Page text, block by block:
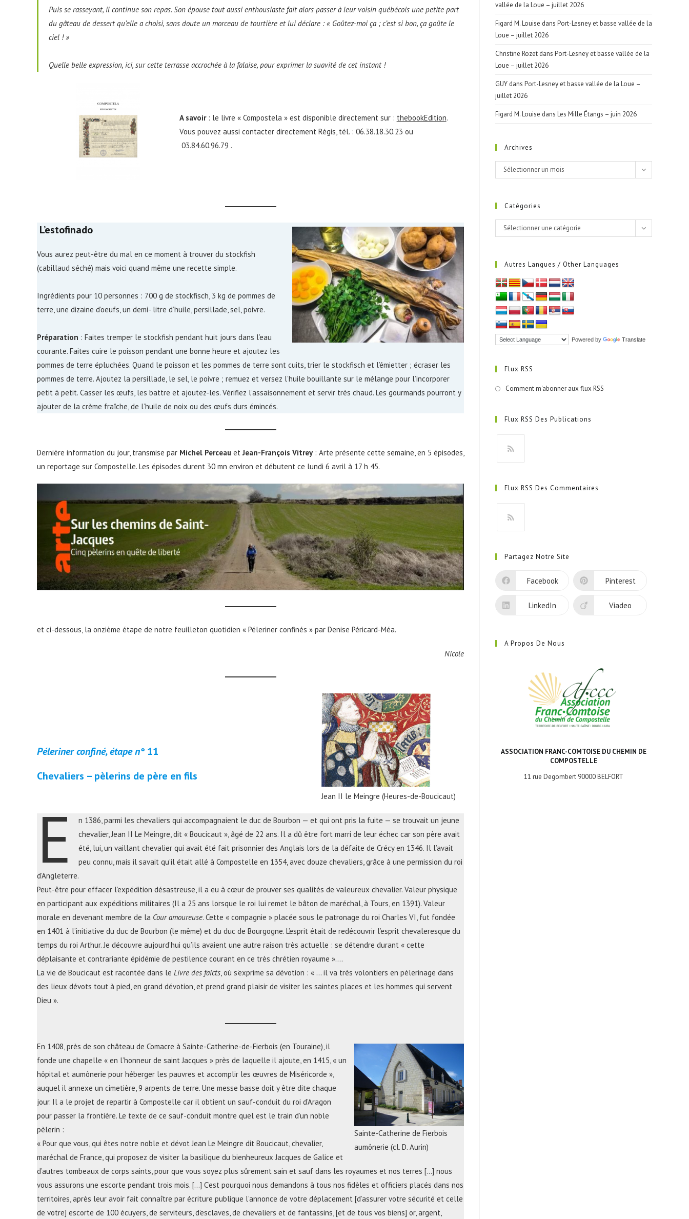
Puis se rasseyant, il continue son repas. Son épouse tout aussi enthousiaste fait alors passer à leur voisin québécois une petite part
du gâteau de dessert qu’elle a choisi, sans doute un morceau de tourtière et lui déclare : « Goûtez-moi ça ; c’est si bon, ça goûte le
ciel ! »
Quelle belle expression, ici, sur cette terrasse accrochée à la falaise, pour exprimer la suavité de cet instant !
A savoir : le livre « Compostela » est disponible directement sur : thebookEdition.
Vous pouvez aussi contacter directement Régis, tél. : 06.38.18.30.23 ou
03.84.60.96.79 .
L’estofinado
Vous aurez peut-être du mal en ce moment à trouver du stockfish
(cabillaud séché) mais voici quand même une recette simple.
Ingrédients pour 10 personnes : 700 g de stockfisch, 3 kg de pommes de
terre, une dizaine d’oeufs, un demi- litre d’huile, persillade, sel, poivre.
Préparation : Faites tremper le stockfish pendant huit jours dans l’eau
courante. Faites cuire le poisson pendant une bonne heure et ajoutez les
pommes de terre épluchées. Quand le poisson et les pommes de terre sont cuits, trier le stockfisch et l’émietter ; écraser les
pommes de terre. Ajoutez la persillade, le sel, le poivre ; remuez et versez l’huile bouillante sur le mélange pour l’incorporer
petit à petit. Casser les œufs, les battre et ajoutez-les. Vérifiez l’assaisonnement et servir très chaud. Les gourmands pourront y
ajouter de la crème fraîche, de l’huile de noix ou des œufs durs émincés.
Dernière information du jour, transmise par Michel Perceau etJean-François Vitrey: Arte présente cette semaine, en 5 épisodes,
un reportage sur Compostelle. Les épisodes durent 30 mn environ et débutent ce lundi 6 avril à 17 h 45.
et ci-dessous, la onzième étape de notre feuilleton quotidien « Péleriner confinés » par Denise Péricard-Méa.
Nicole
Péleriner confiné, étape n° 11
Chevaliers – pèlerins de père en fils
Jean II le Meingre (Heures-de-Boucicaut)
E
n 1386, parmi les chevaliers qui accompagnaient le duc de Bourbon — et qui ont pris la fuite — se trouvait un jeune
chevalier, Jean II Le Meingre, dit « Boucicaut », âgé de 22 ans. Il a dû être fort marri de leur échec car son père avait
été, lui, un vaillant chevalier qui avait été fait prisonnier des Anglais lors de la défaite de Crécy en 1346. Il l’avait
peu connu, mais il savait qu’il était allé à Compostelle en 1354, avec douze chevaliers, grâce à une permission du roi
d’Angleterre.
Peut-être pour effacer l’expédition désastreuse, il a eu à cœur de prouver ses qualités de valeureux chevalier. Valeur physique
en participant aux expéditions militaires (Il a 25 ans lorsque le roi lui remet le bâton de maréchal, à Tours, en 1391). Valeur
morale en devenant membre de la Cour amoureuse. Cette « compagnie » placée sous le patronage du roi Charles VI, fut fondée
en 1401 à l’initiative du duc de Bourbon (le même) et du duc de Bourgogne. L’esprit était de redécouvrir l’esprit chevaleresque du
temps du roi Arthur. Je découvre aujourd’hui qu’ils avaient une autre raison très actuelle : se détendre durant « cette
déplaisante et contrariante épidémie de pestilence courant en ce très chrétien royaume »….
La vie de Boucicaut est racontée dans le Livre des faicts, où s’exprime sa dévotion : « … il va très volontiers en pèlerinage dans
des lieux dévots tout à pied, en grand dévotion, et prend grand plaisir de visiter les saintes places et les hommes qui servent
Dieu ».
Sainte-Catherine de Fierbois
aumônerie (cl. D. Aurin)
En 1408, près de son château de Comacre à Sainte-Catherine-de-Fierbois (en Touraine), il
fonde une chapelle « en l’honneur de saint Jacques » près de laquelle il ajoute, en 1415, « un
hôpital et aumônerie pour héberger les pauvres et accomplir les œuvres de Miséricorde »,
auquel il annexe un cimetière, 9 arpents de terre. Une messe basse doit y être dite chaque
jour. Il a le projet de repartir à Compostelle car il obtient un sauf-conduit du roi d’Aragon
pour passer la frontière. Le texte de ce sauf-conduit montre quel est le train d’un noble
pèlerin :
« Pour que vous, qui êtes notre noble et dévot Jean Le Meingre dit Boucicaut, chevalier,
maréchal de France, qui proposez de visiter la basilique du bienheureux Jacques de Galice et
d’autres tombeaux de corps saints, pour que vous soyez plus sûrement sain et sauf dans les royaumes et nos terres […] nous
vous assurons une escorte pendant trois mois. […] C’est pourquoi nous demandons à tous nos fidèles et officiers placés dans nos
territoires, après leur avoir fait connaître par écriture publique l’annonce de votre déplacement [d’assurer votre sécurité et celle
de votre] escorte de 100 écuyers, de serviteurs, d’esclaves, de chevaliers et de fantassins, [et de tous vos biens] or, argent,
vallée de la Loue – juillet 2026
Figard M. Louise dans Port-Lesney et basse vallée de la
Loue – juillet 2026
Christine Rozet dans Port-Lesney et basse vallée de la
Loue – juillet 2026
GUY dans Port-Lesney et basse vallée de la Loue –
juillet 2026
Figard M. Louise dans Les Mille Étangs – juin 2026
Archives
Archives
Sélectionner un mois
Catégories
Catégories
Sélectionner une catégorie
Autres Langues / Other Languages
Powered by Translate
Flux RSS
Comment m'abonner aux flux RSS
Flux RSS Des Publications
un
onglet
Flux RSS Des Commentaires
un
nouvel
Partagez Notre Site
Facebook Pinterest
LinkedIn Viadeo
A Propos De Nous
ASSOCIATION FRANC-COMTOISE DU CHEMIN DE
COMPOSTELLE
11 rue Degombert 90000 BELFORT